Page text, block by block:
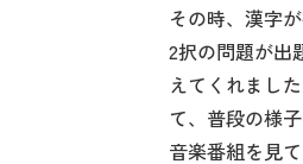
その時、漢字
2択の問題が出
えてくれまし
て、普段の様
音楽番組を見